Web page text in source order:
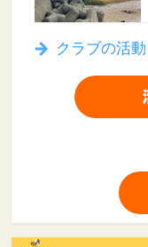
クラブの活